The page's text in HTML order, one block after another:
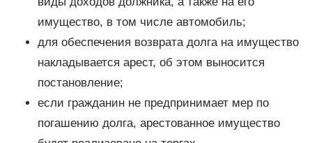
имущество, в том числе автомобиль;
для обеспечения возврата долга на имущество
накладывается арест, об этом выносится
постановление;
если гражданин не предпринимает мер по
погашению долга, арестованное имущество